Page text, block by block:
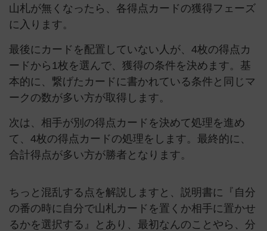
山札が無くなったら、各得点カードの獲得フェーズ
に入ります。
最後にカードを配置していない人が、4枚の得点カ
ードから1枚を選んで、獲得の条件を決めます。基
本的に、繋げたカードに書かれている条件と同じマ
ークの数が多い方が取得します。
次は、相手が別の得点カードを決めて処理を進め
て、4枚の得点カードの処理をします。最終的に、
合計得点が多い方が勝者となります。
ちっと混乱する点を解説しますと、説明書に『自分
の番の時に自分で山札カードを置くか相手に置かせ
るかを選択する』とあり、最初なんのことやら、分